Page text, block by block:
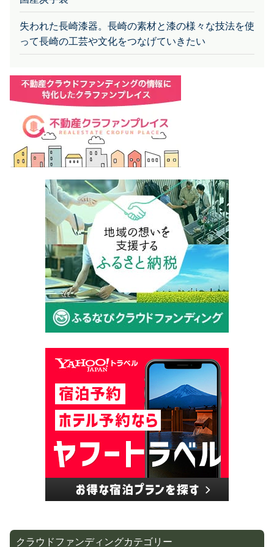
失われた長崎漆器。長崎の素材と漆の様々な技法を使
って長崎の工芸や文化をつなげていきたい